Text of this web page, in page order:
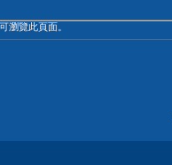
瀏覽此頁面。